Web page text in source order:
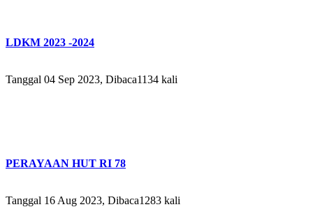
LDKM 2023 -2024
Tanggal 04 Sep 2023, Dibaca1134 kali
PERAYAAN HUT RI 78
Tanggal 16 Aug 2023, Dibaca1283 kali